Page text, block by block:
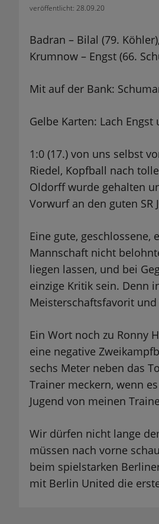
veröffentlicht: 28.09.20
Badran – Bilal (79.
Krumnow – Engst (66.
Mit auf der Bank:
Gelbe Karten: Lach Engst
1:0 (17.) von uns selbst
Riedel, Kopfball nach
Oldorff wurde gehalten
Vorwurf an den guten SR
Eine gute, geschlossene,
Mannschaft nicht
liegen lassen, und bei
einzige Kritik sein. Denn
Meisterschaftsfavorit
Ein Wort noch zu Ronny
eine negative
sechs Meter neben das
Trainer meckern, wenn
Jugend von meinen
Wir dürfen nicht lange
müssen nach vorne
beim spielstarken
mit Berlin United die